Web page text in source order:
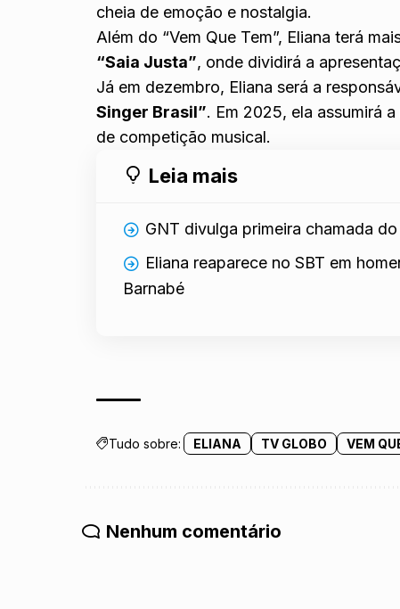
cheia de emoção e nostalgia.
Além do “Vem Que Tem”, Eliana terá
“Saia Justa”, onde dividirá a
Já em dezembro, Eliana será a
Singer Brasil”. Em 2025, ela assumirá
de competição musical.
Leia mais
GNT divulga primeira chamada do
Eliana reaparece no SBT em
Barnabé
Tudo sobre: ELIANA TV GLOBO VEM
Nenhum comentário